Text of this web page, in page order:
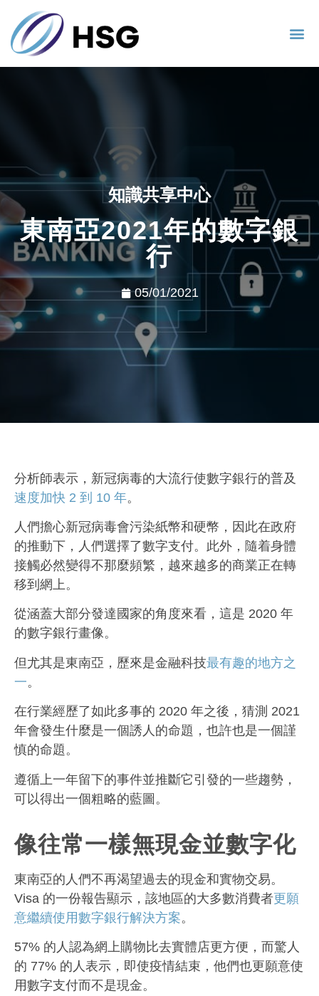
知識共享中心
東南亞2021年的數字銀
行
05/01/2021
分析師表示，新冠病毒的大流行使數字銀行的普及
速度加快 2 到 10 年。
人們擔心新冠病毒會污染紙幣和硬幣，因此在政府
的推動下，人們選擇了數字支付。此外，隨着身體
接觸必然變得不那麼頻繁，越來越多的商業正在轉
移到網上。
從涵蓋大部分發達國家的角度來看，這是 2020 年
的數字銀行畫像。
但尤其是東南亞，歷來是金融科技最有趣的地方之
一。
在行業經歷了如此多事的 2020 年之後，猜測 2021
年會發生什麼是一個誘人的命題，也許也是一個謹
慎的命題。
遵循上一年留下的事件並推斷它引發的一些趨勢，
可以得出一個粗略的藍圖。
像往常一樣無現金並數字化
東南亞的人們不再渴望過去的現金和實物交易。
Visa 的一份報告顯示，該地區的大多數消費者更願
意繼續使用數字銀行解決方案。
57% 的人認為網上購物比去實體店更方便，而驚人
的 77% 的人表示，即使疫情結束，他們也更願意使
用數字支付而不是現金。